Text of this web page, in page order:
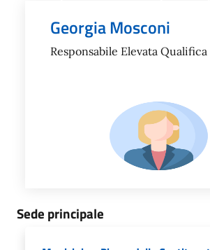
Georgia Mosconi
Responsabile Elevata Qualifica
Sede principale